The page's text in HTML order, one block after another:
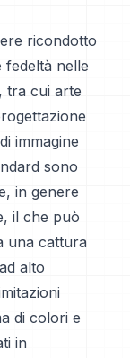
ricondotto
fedeltà nelle
tra cui arte
immagine
sono
in genere
il che può
una cattura
alto
di colori e
in